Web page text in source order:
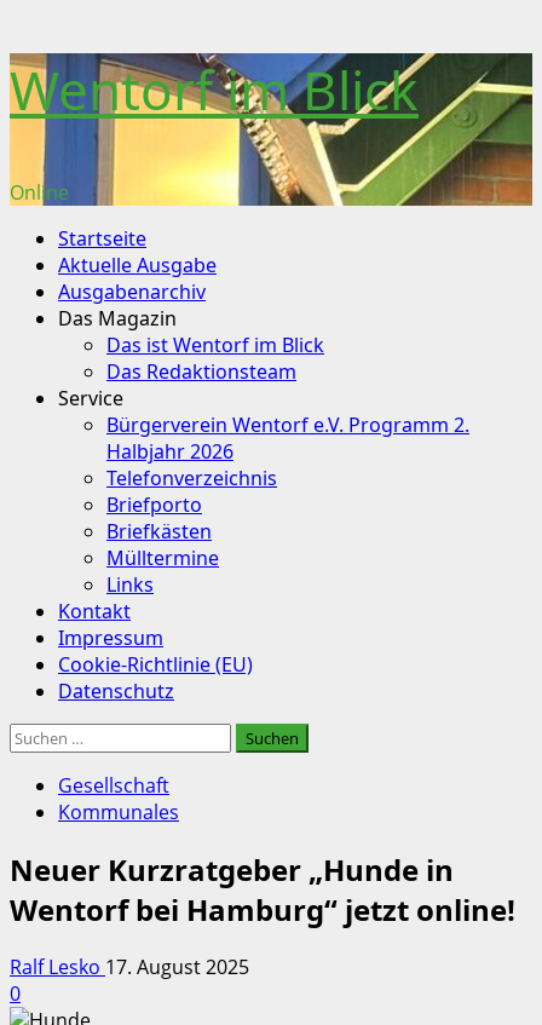
Skip
to
content
Wentorf im Blick
Online
Primary
Menu
Startseite
Aktuelle Ausgabe
Ausgabenarchiv
Das Magazin
Das ist Wentorf im Blick
Das Redaktionsteam
Service
Bürgerverein Wentorf e.V. Programm 2.
Halbjahr 2026
Telefonverzeichnis
Briefporto
Briefkästen
Mülltermine
Links
Kontakt
Impressum
Cookie-Richtlinie (EU)
Datenschutz
Suchen
Gesellschaft
Kommunales
Neuer Kurzratgeber „Hunde in
Wentorf bei Hamburg“ jetzt online!
Ralf Lesko 17. August 2025
0